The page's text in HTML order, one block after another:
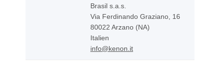
Brasil s.a.s.
Via Ferdinando Graziano, 16
80022 Arzano (NA)
Italien
info@kenon.it